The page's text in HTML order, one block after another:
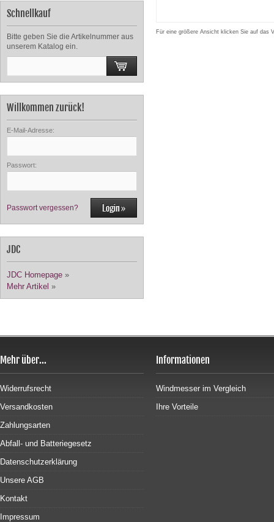
Schnellkauf
Bitte geben Sie die Artikelnummer aus
unserem Katalog ein.
Willkommen zurück!
E-Mail-Adresse:
Passwort:
Passwort vergessen?
JDC
JDC Homepage »
Mehr Artikel »
Für eine größere Ansicht klicken Sie auf das
Mehr über...
Widerrufsrecht
Versandkosten
Zahlungsarten
Abfall- und Batteriegesetz
Datenschutzerklärung
Unsere AGB
Kontakt
Impressum
Informationen
Windmesser im Vergleich
Ihre Vorteile